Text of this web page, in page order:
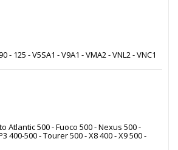
- 125 - V5SA1 - V9A1 - VMA2 - VNL2 - VNC1
Atlantic 500 - Fuoco 500 - Nexus 500 -
400-500 - Tourer 500 - X8 400 - X9 500 -